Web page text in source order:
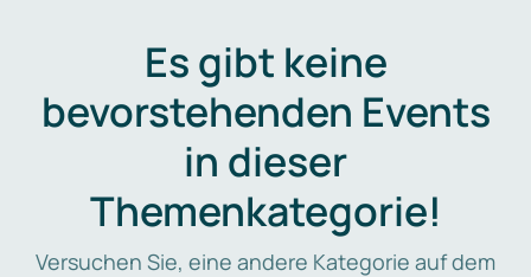
Es gibt keine
bevorstehenden Events
in dieser
Themenkategorie!
Versuchen Sie, eine andere Kategorie auf dem